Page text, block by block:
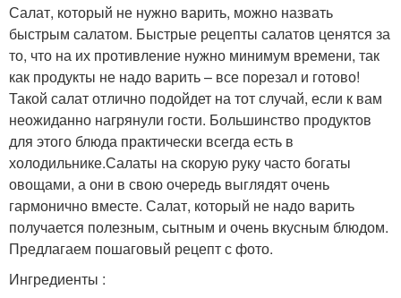
Салат, который не нужно варить, можно назвать
быстрым салатом. Быстрые рецепты салатов ценятся за
то, что на их противление нужно минимум времени, так
как продукты не надо варить – все порезал и готово!
Такой салат отлично подойдет на тот случай, если к вам
неожиданно нагрянули гости. Большинство продуктов
для этого блюда практически всегда есть в
холодильнике.Салаты на скорую руку часто богаты
овощами, а они в свою очередь выглядят очень
гармонично вместе. Салат, который не надо варить
получается полезным, сытным и очень вкусным блюдом.
Предлагаем пошаговый рецепт с фото.
Ингредиенты :